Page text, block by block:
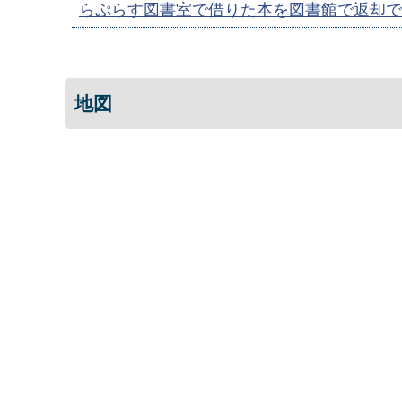
らぷらす図書室で借りた本を図書館で返却
地図